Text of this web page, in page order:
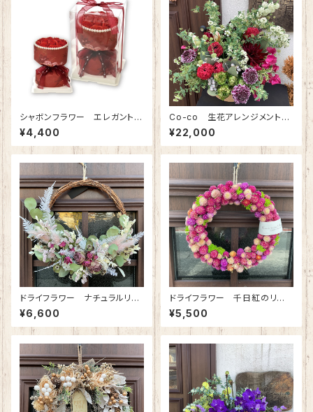
シャボンフラワー エレガントブ
ーケ(レッド)
¥4,400
Co-co 生花アレンジメント
(※地域限定商品) 22000円
分
¥22,000
ドライフラワー ナチュラルリー
ス（アンティークピンク）
¥6,600
ドライフラワー 千日紅のリー
ス(Mサイズ)
¥5,500